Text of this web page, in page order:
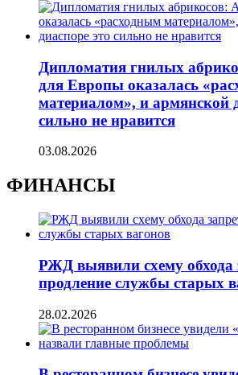
Дипломатия гнилых
для Европы оказалась
материалом», и армянской
сильно не нравится
03.08.2026
ФИНАНСЫ
РЖД выявили схему обхода
продление службы старых
28.02.2026